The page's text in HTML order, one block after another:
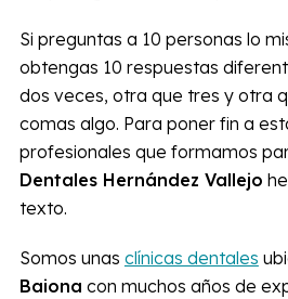
Si preguntas a 10 personas lo
obtengas 10 respuestas
dos veces, otra que tres y otra
comas algo. Para poner fin a
profesionales que formamos
Dentales Hernández Vallejo
texto.
Somos unas clínicas dentales
Baiona con muchos años de